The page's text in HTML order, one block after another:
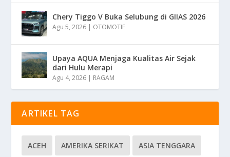
Chery Tiggo V Buka Selubung di GIIAS 2026
Agu 5, 2026 OTOMOTIF
Upaya AQUA Menjaga Kualitas Air Sejak
dari Hulu Merapi
Agu 4, 2026 RAGAM
ARTIKEL TAG
ACEH AMERIKA SERIKAT ASIA TENGGARA